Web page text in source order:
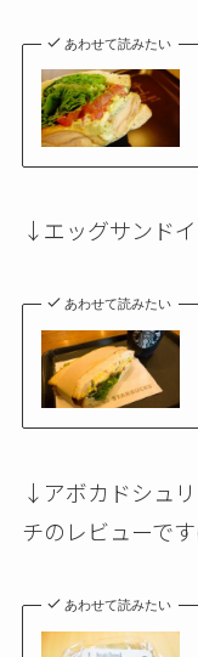
あわせて読みたい
↓エッグサンド
あわせて読みたい
↓アボカドシュ
チのレビューです
あわせて読みたい